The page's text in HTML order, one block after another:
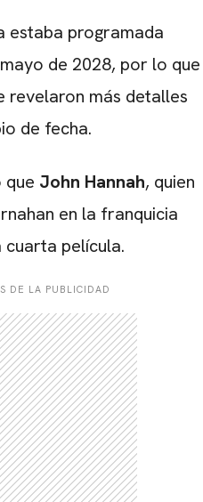
estaba programada
de 2028, por lo que
revelaron más detalles
de fecha.
que John Hannah, quien
en la franquicia
película.
DE LA PUBLICIDAD
PUBLICIDADE